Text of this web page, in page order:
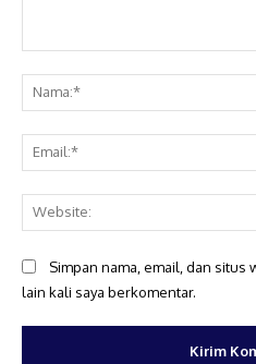
Simpan nama, email, dan
lain kali saya berkomentar.